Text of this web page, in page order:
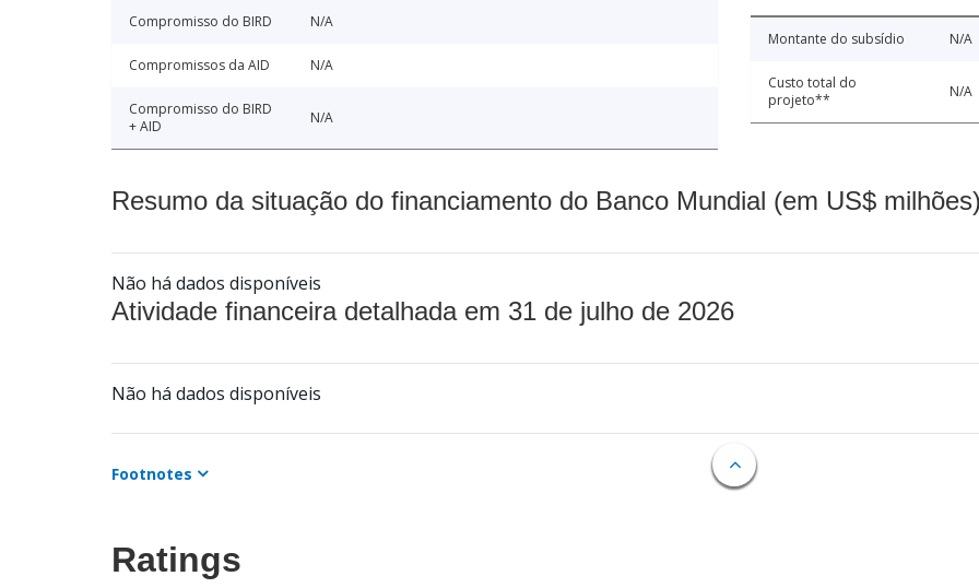
Compromisso do BIRD N/A
Compromissos da AID N/A
Compromisso do BIRD
+ AID
N/A
Montante do subsídio N/A
Custo total do
projeto**
N/A
Resumo da situação do financiamento do Banco Mundial (em US$
Não há dados disponíveis
Atividade financeira detalhada em 31 de julho de 2026
Não há dados disponíveis
Footnotes
Ratings